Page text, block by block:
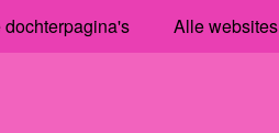
Alle websites